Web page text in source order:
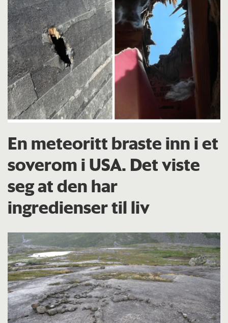
En meteoritt braste inn i et
soverom i USA. Det viste
seg at den har
ingredienser til liv